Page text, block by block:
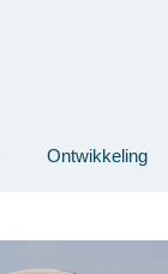
Ontwikkeling